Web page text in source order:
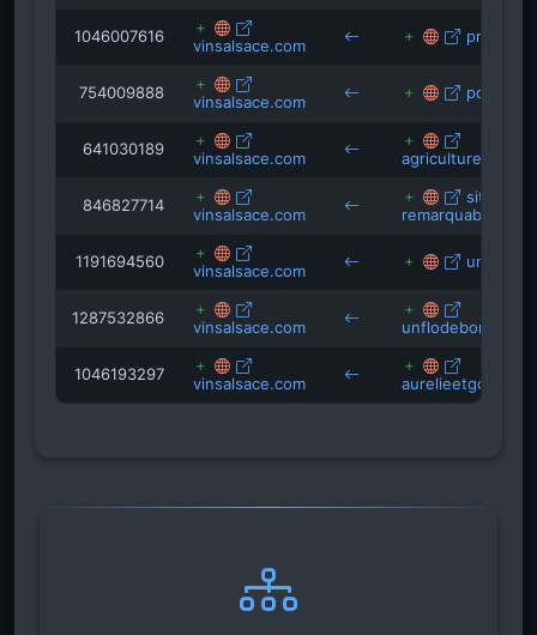
1046007616 vinsalsace.com prairy.fr
754009888 vinsalsace.com poly.fr
641030189 vinsalsace.com
846827714 vinsalsace.com
sites-
remarquables-
1191694560 vinsalsace.com univitis.fr
1287532866 vinsalsace.com
1046193297 vinsalsace.com